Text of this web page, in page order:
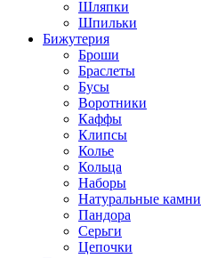
Шляпки
Шпильки
Бижутерия
Броши
Браслеты
Бусы
Воротники
Каффы
Клипсы
Колье
Кольца
Наборы
Натуральные камни
Пандора
Серьги
Цепочки